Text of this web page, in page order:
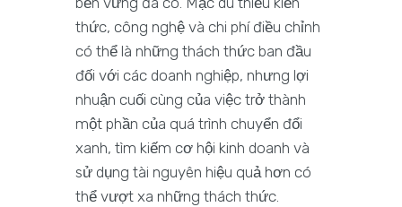
thức, công nghệ và chi phí điều chỉnh
có thể là những thách thức ban đầu
đối với các doanh nghiệp, nhưng lợi
nhuận cuối cùng của việc trở thành
một phần của quá trình chuyển đổi
xanh, tìm kiếm cơ hội kinh doanh và
sử dụng tài nguyên hiệu quả hơn có
thể vượt xa những thách thức.